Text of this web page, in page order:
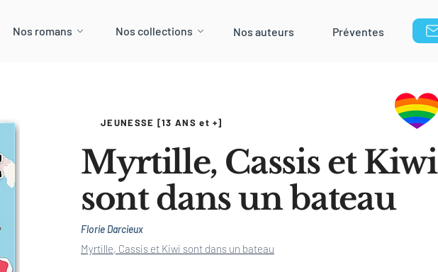
Nos romans Nos collections Nos auteurs Préventes
JEUNESSE [13 ANS et +]
Myrtille, Cassis et Kiwi
sont dans un bateau
Florie Darcieux
Myrtille, Cassis et Kiwi sont dans un bateau